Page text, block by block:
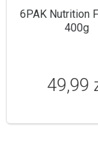
6PAK Nutrition
400g
49,99